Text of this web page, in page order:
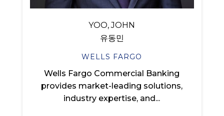
YOO, JOHN
유동민
WELLS FARGO
Wells Fargo Commercial Banking
provides market-leading solutions,
industry expertise, and...